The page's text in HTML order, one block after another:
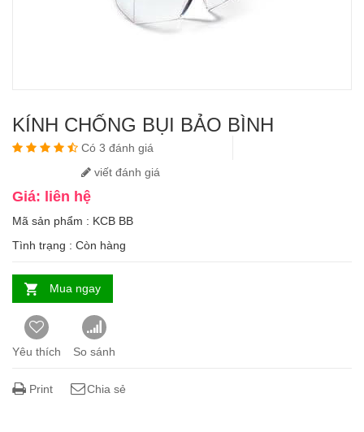
KÍNH CHỐNG BỤI BẢO BÌNH
Có 3 đánh giá
viết đánh giá
Giá: liên hệ
Mã sản phẩm : KCB BB
Tình trạng : Còn hàng
Mua ngay
Yêu thích So sánh
Print Chia sẻ